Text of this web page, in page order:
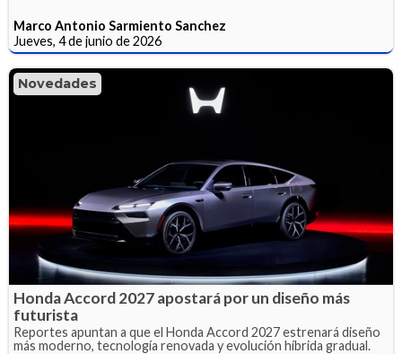
Marco Antonio Sarmiento Sanchez
Jueves, 4 de junio de 2026
Novedades
Honda Accord 2027 apostará por un diseño más
futurista
Reportes apuntan a que el Honda Accord 2027 estrenará diseño
más moderno, tecnología renovada y evolución híbrida gradual.